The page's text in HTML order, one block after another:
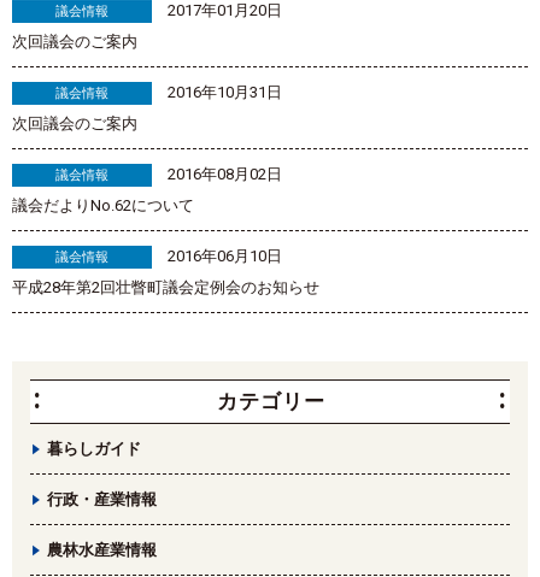
議会情報
2017年01月20日
次回議会のご案内
議会情報
2016年10月31日
次回議会のご案内
議会情報
2016年08月02日
議会だよりNo.62について
議会情報
2016年06月10日
平成28年第2回壮瞥町議会定例会のお知らせ
カテゴリー
暮らしガイド
行政・産業情報
農林水産業情報